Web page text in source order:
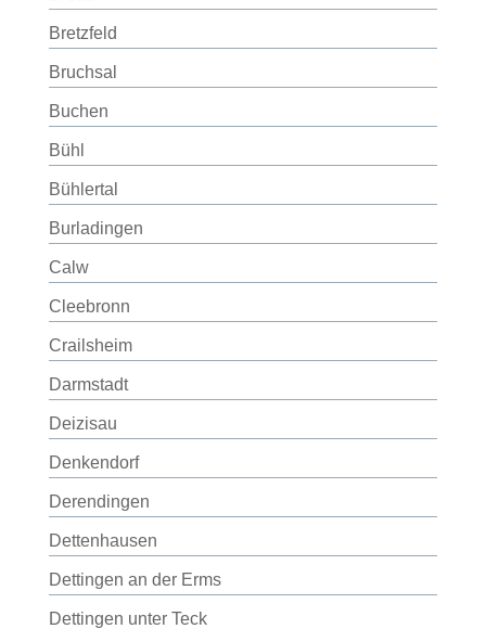
Bretzfeld
Bruchsal
Buchen
Bühl
Bühlertal
Burladingen
Calw
Cleebronn
Crailsheim
Darmstadt
Deizisau
Denkendorf
Derendingen
Dettenhausen
Dettingen an der Erms
Dettingen unter Teck